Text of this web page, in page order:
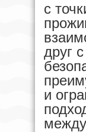
с
друг
и